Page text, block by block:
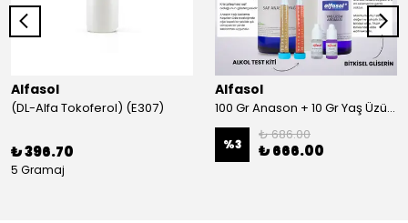
Alfasol
(DL-Alfa Tokoferol) (E307)
₺ 396.70
5 Gramaj
Alfasol
100 Gr Anason + 10 Gr Yaş Üzüm + 250 Gr Gliserin + Alkol Test Kiti
%3
₺ 686.00
₺ 666.00